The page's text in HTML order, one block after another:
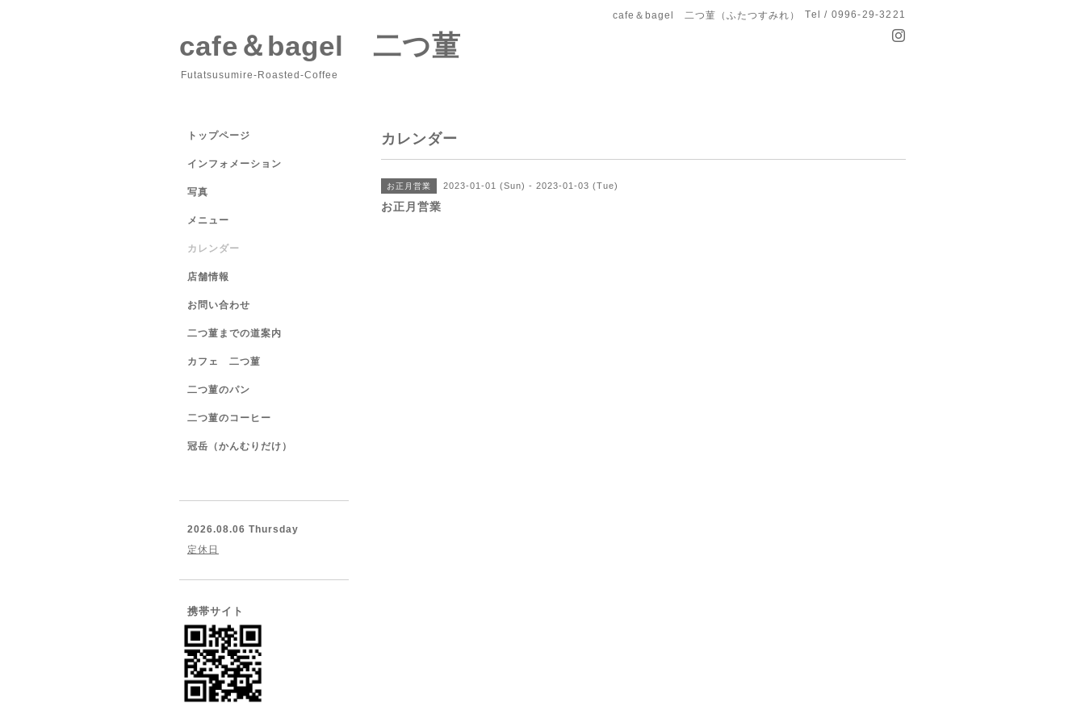
cafe＆bagel 二つ菫（ふたつすみれ） Tel / 0996-29-3221
cafe＆bagel 二つ菫
Futatsusumire-Roasted-Coffee
カレンダー
お正月営業 2023-01-01 (Sun) - 2023-01-03 (Tue)
お正月営業
トップページ
インフォメーション
写真
メニュー
カレンダー
店舗情報
お問い合わせ
二つ菫までの道案内
カフェ 二つ菫
二つ菫のパン
二つ菫のコーヒー
冠岳（かんむりだけ）
2026.08.06 Thursday
定休日
携帯サイト